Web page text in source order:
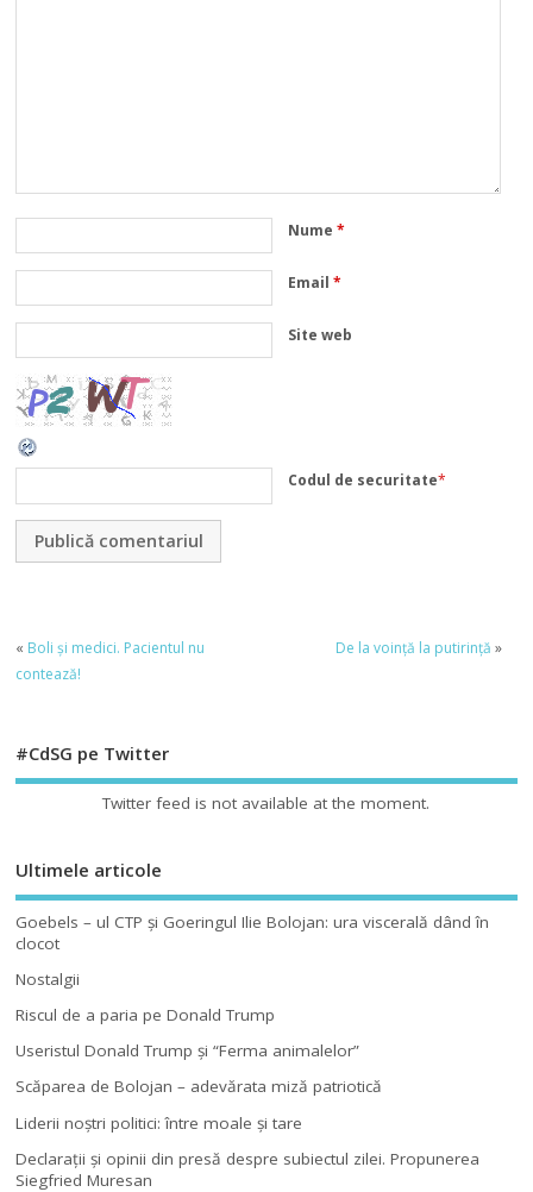
Nume*
Email*
Site web
Codul de securitate*
« Boli și medici. Pacientul nu
contează!
De la voință la putirință »
#CdSG pe Twitter
Twitter feed is not available at the moment.
Ultimele articole
Goebels – ul CTP şi Goeringul Ilie Bolojan: ura viscerală dând în
clocot
Nostalgii
Riscul de a paria pe Donald Trump
Useristul Donald Trump şi “Ferma animalelor”
Scăparea de Bolojan – adevărata miză patriotică
Liderii noştri politici: între moale şi tare
Declaraţii şi opinii din presă despre subiectul zilei. Propunerea
Siegfried Muresan